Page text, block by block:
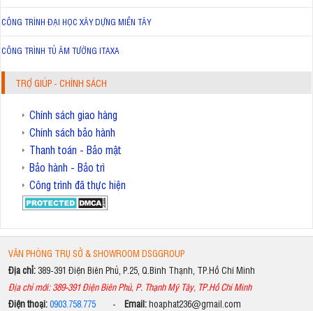
CÔNG TRÌNH ĐẠI HỌC XÂY DỰNG MIỀN TÂY
CÔNG TRÌNH TỦ ÂM TƯỜNG ITAXA
TRỢ GIÚP - CHÍNH SÁCH
Chính sách giao hàng
Chính sách bảo hành
Thanh toán - Bảo mật
Bảo hành - Bảo trì
Công trình đã thực hiện
VĂN PHÒNG TRỤ SỞ & SHOWROOM DSGGROUP
Địa chỉ: 389-391 Điện Biên Phủ, P.25, Q.Bình Thạnh, TP.Hồ Chí Minh
Địa chỉ mới: 389-391 Điện Biên Phủ, P. Thạnh Mỹ Tây, TP.Hồ Chí Minh
Điện thoại:0903.758.775- Email:hoaphat236@gmail.com